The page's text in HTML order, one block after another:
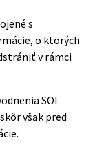
s
o ktorých
v rámci
SOI
však pred